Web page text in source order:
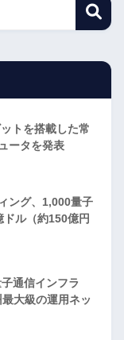
トを搭載した常
ータを発表
ング、1,000量子
ル（約150億円
通信インフラ
大級の運用ネッ